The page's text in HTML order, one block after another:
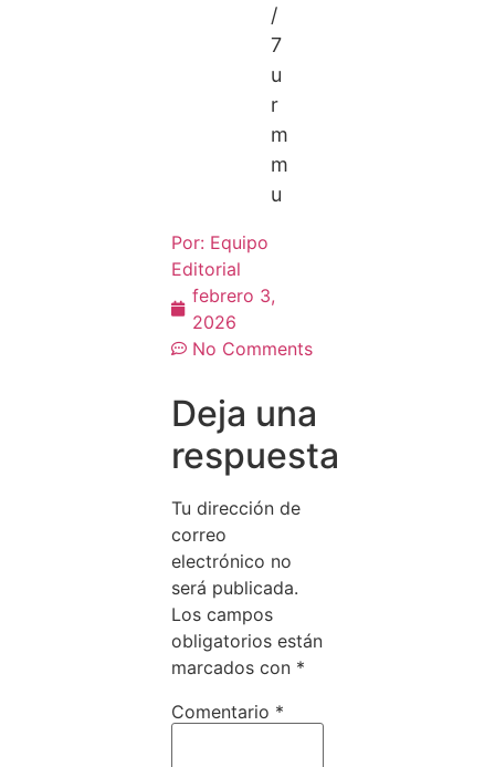
/
7
u
r
m
m
u
Por: Equipo
Editorial
febrero 3,
2026
No Comments
Deja una
respuesta
Tu dirección de
correo
electrónico no
será publicada.
Los campos
obligatorios están
marcados con *
Comentario *